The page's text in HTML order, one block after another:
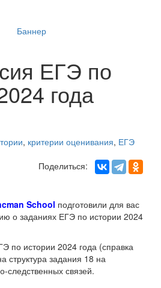
ЕГЭ по
года
, критерии оценивания, ЕГЭ
Поделиться:
School подготовили для вас
о заданиях ЕГЭ по истории 2024
по истории 2024 года (справка
структура задания 18 на
следственных связей.